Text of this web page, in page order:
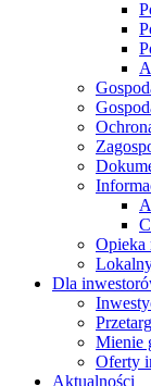
Opieka
Dla
Mienie
Oferty
Aktualności